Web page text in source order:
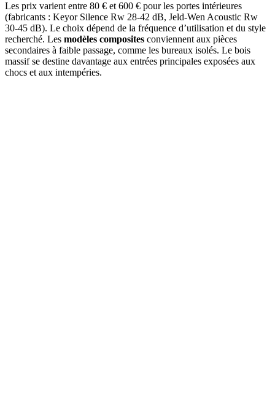
Les prix varient entre 80 € et 600 € pour les portes intérieures
(fabricants : Keyor Silence Rw 28-42 dB, Jeld-Wen Acoustic Rw
30-45 dB). Le choix dépend de la fréquence d’utilisation et du style
recherché. Les modèles composites conviennent aux pièces
secondaires à faible passage, comme les bureaux isolés. Le bois
massif se destine davantage aux entrées principales exposées aux
chocs et aux intempéries.